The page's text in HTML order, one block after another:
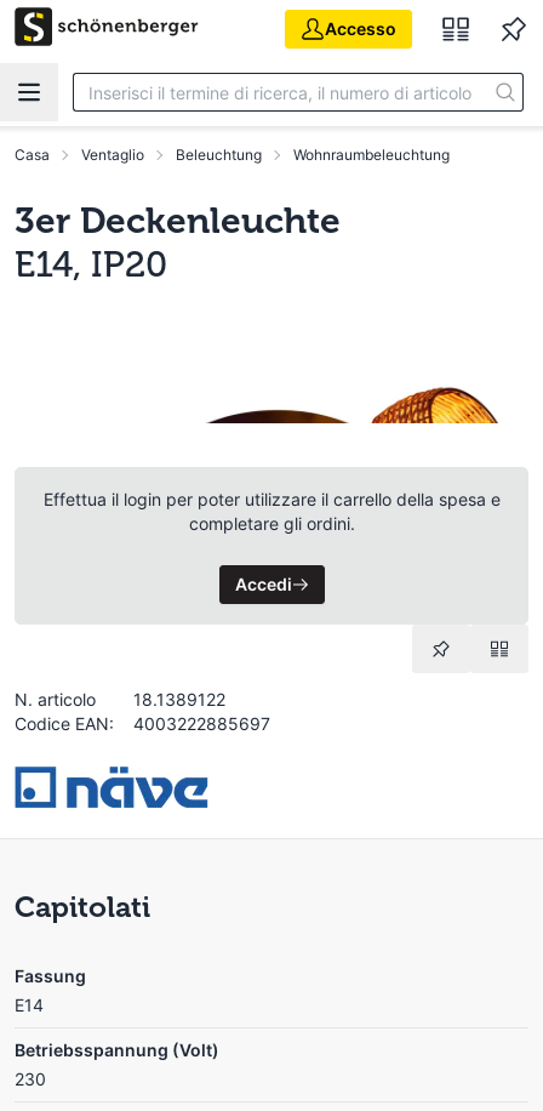
Vai al contenuto principale
Accesso
Casa Ventaglio Beleuchtung Wohnraumbeleuchtung
3er Deckenleuchte
E14, IP20
Effettua il login per poter utilizzare il carrello della spesa e
completare gli ordini.
Accedi
N. articolo
18.1389122
Codice EAN:
4003222885697
Capitolati
Fassung
E14
Betriebsspannung (Volt)
230